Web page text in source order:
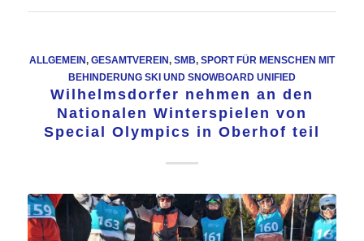
ALLGEMEIN, GESAMTVEREIN, SMB, SPORT FÜR MENSCHEN MIT
BEHINDERUNG SKI UND SNOWBOARD UNIFIED
Wilhelmsdorfer nehmen an den
Nationalen Winterspielen von
Special Olympics in Oberhof teil